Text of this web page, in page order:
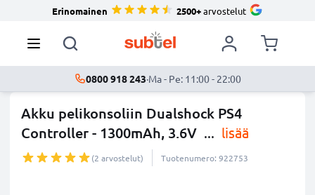
Erinomainen 2500+arvostelut
0800 918 243·Ma - Pe: 11:00 - 22:00
Akku pelikonsoliin Dualshock PS4
Controller - 1300mAh, 3.6V ... lisää
(2 arvostelut) Tuotenumero: 922753